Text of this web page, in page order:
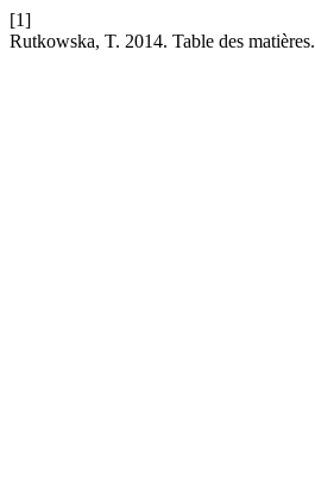
[1]
Rutkowska, T. 2014. Table des matières.